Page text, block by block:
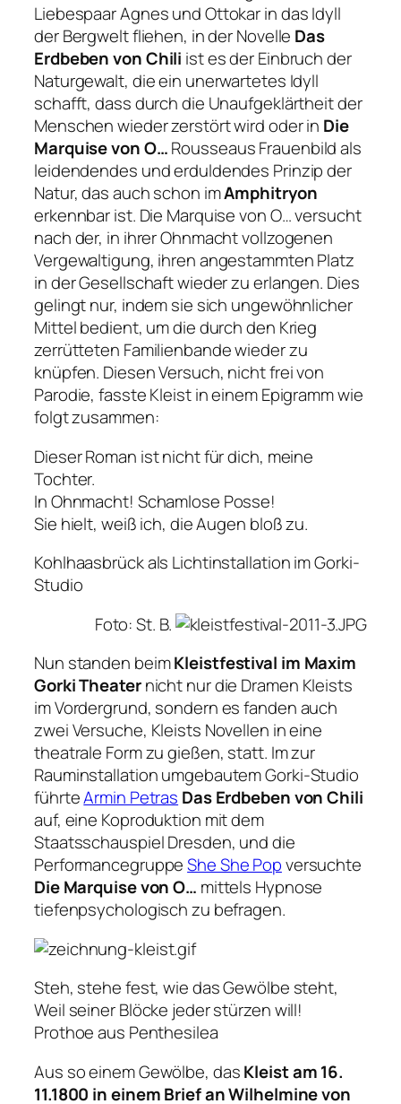
Liebespaar Agnes und Ottokar in das Idyll
der Bergwelt fliehen, in der Novelle Das
Erdbeben von Chili ist es der Einbruch der
Naturgewalt, die ein unerwartetes Idyll
schafft, dass durch die Unaufgeklärtheit der
Menschen wieder zerstört wird oder in Die
Marquise von O…Rousseaus Frauenbild als
leidendendes und erduldendes Prinzip der
Natur, das auch schon imAmphitryon
erkennbar ist. Die Marquise von O… versucht
nach der, in ihrer Ohnmacht vollzogenen
Vergewaltigung, ihren angestammten Platz
in der Gesellschaft wieder zu erlangen. Dies
gelingt nur, indem sie sich ungewöhnlicher
Mittel bedient, um die durch den Krieg
zerrütteten Familienbande wieder zu
knüpfen. Diesen Versuch, nicht frei von
Parodie, fasste Kleist in einem Epigramm wie
folgt zusammen:
Dieser Roman ist nicht für dich, meine
Tochter.
In Ohnmacht! Schamlose Posse!
Sie hielt, weiß ich, die Augen bloß zu.
Kohlhaasbrück als Lichtinstallation im Gorki-
Studio
Foto: St. B.
Nun standen beimKleistfestival im Maxim
Gorki Theaternicht nur die Dramen Kleists
im Vordergrund, sondern es fanden auch
zwei Versuche, Kleists Novellen in eine
theatrale Form zu gießen, statt. Im zur
Rauminstallation umgebautem Gorki-Studio
führteArmin Petras Das Erdbeben von Chili
auf, eine Koproduktion mit dem
Staatsschauspiel Dresden, und die
Performancegruppe She She Popversuchte
Die Marquise von O… mittels Hypnose
tiefenpsychologisch zu befragen.
Steh, stehe fest, wie das Gewölbe steht,
Weil seiner Blöcke jeder stürzen will!
Prothoe aus Penthesilea
Aus so einem Gewölbe, dasKleist am 16.
11.1800 in einem Brief an Wilhelmine von